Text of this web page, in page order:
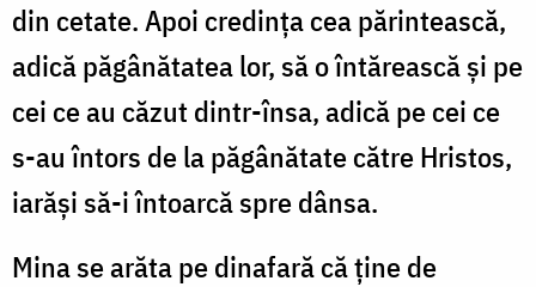
din cetate. Apoi credința cea părintească,
adică păgânătatea lor, să o întărească și pe
cei ce au căzut dintr-însa, adică pe cei ce
s-au întors de la păgânătate către Hristos,
iarăși să-i întoarcă spre dânsa.
Mina se arăta pe dinafară că ține de